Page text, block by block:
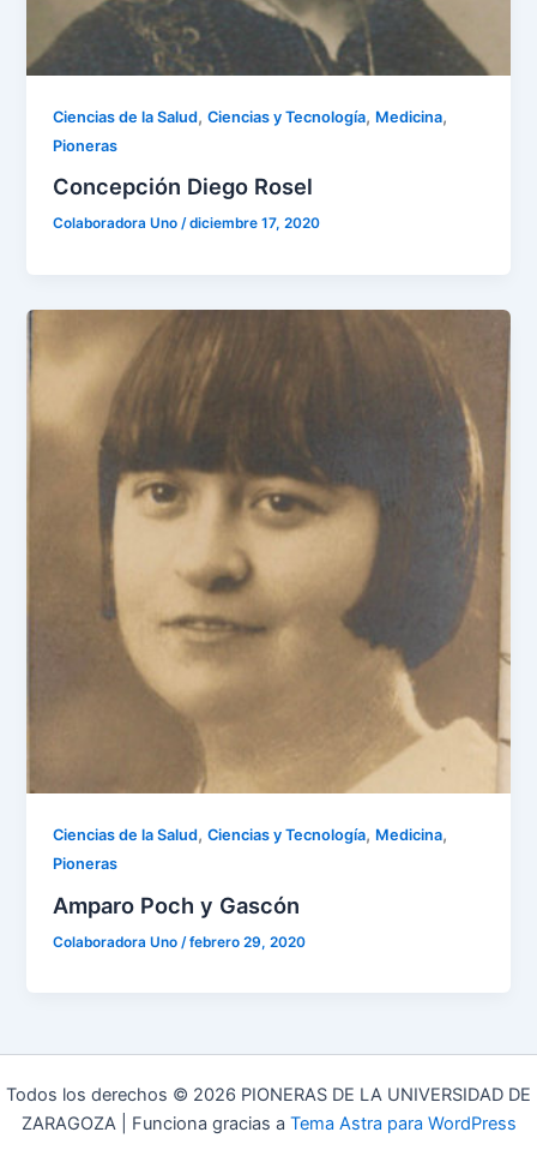
Ciencias de la Salud,Ciencias y Tecnología, Medicina,
Pioneras
Concepción Diego Rosel
Colaboradora Uno/diciembre 17, 2020
Ciencias de la Salud,Ciencias y Tecnología, Medicina,
Pioneras
Amparo Poch y Gascón
Colaboradora Uno /febrero 29, 2020
Todos los derechos © 2026 PIONERAS DE LA UNIVERSIDAD DE
ZARAGOZA | Funciona gracias a Tema Astra para WordPress